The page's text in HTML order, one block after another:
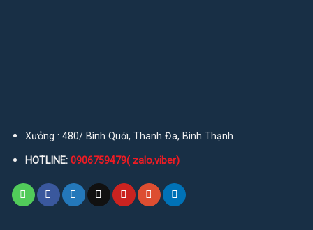
Xưởng : 480/ Bình Quới, Thanh Đa, Bình Thạnh
HOTLINE: 0906759479( zalo,viber)